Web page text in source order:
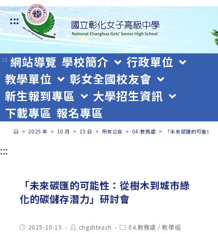
跳
轉
至
主
要
內
容
:::
::: 網站導覽 學校簡介
行政單位
教學單位
彰女全國校友會
新生報到專區
大學招生資訊
下載專區 報名專區
> 2025 年 > 10 月 > 15 日 > 所有公告 > 04.教務處 > 「未來碳匯的可能性
:::
「未來碳匯的可能性：從樹木到城市綠
化的碳儲存潛力」研討會
Post2025-10-15
Postchgshteach
Post04.教務處 / 教學組